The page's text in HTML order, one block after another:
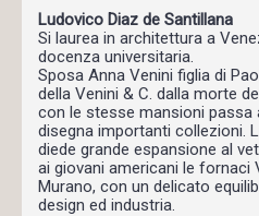
Ludovico Diaz de Santillana
Si laurea in architettura a
docenza universitaria.
Sposa Anna Venini figlia di
della Venini & C. dalla morte
con le stesse mansioni passa
disegna importanti collezioni.
diede grande espansione al
ai giovani americani le fornaci
Murano, con un delicato
design ed industria.